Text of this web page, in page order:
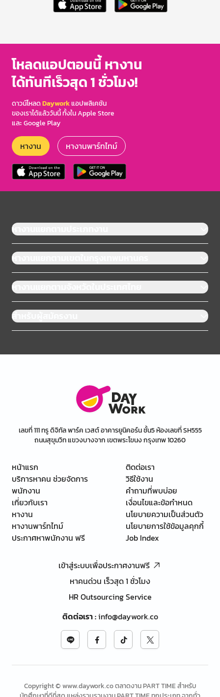
โหลดแอปตอนนี้ หางาน
ได้ทันทีเร็วสุด 1 ชั่วโมง!
ดาวน์โหลดDayworkแอปพลิเคชัน
ของเราได้แล้ววันนี้ ทั้งใน Apple Store
และ Google Play
หางาน หางานพาร์ทไทม์
หางานแยกตามประเภทงาน
หางานแยกตามเขตในกรุงเทพมหานคร
หางานแยกตามจังหวัดในประเทศไทย
สำหรับผู้สมัครงาน
เลขที่ 111 ทรู ดิจิทัล พาร์ค เวสต์ อาคารยูนิคอร์น ชั้น5 ห้องเลขที่ SH555
ถนนสุขุมวิท แขวงบางจาก เขตพระโขนง กรุงเทพ 10260
หน้าแรก
บริการหาคน ช่วยจัดการ
พนักงาน
เกี่ยวกับเรา
หางาน
หางานพาร์ทไทม์
ประกาศหาพนักงาน ฟรี
ติดต่อเรา
วิธีใช้งาน
คำถามที่พบบ่อย
เงื่อนไขและข้อกำหนด
นโยบายความเป็นส่วนตัว
นโยบายการใช้ข้อมูลคุกกี้
Job Index
เข้าสู่ระบบเพื่อประกาศงานฟรี
หาคนด่วน เร็วสุด 1 ชั่วโมง
HR Outsourcing Service
ติดต่อเรา:info@daywork.co
Copyright © www.daywork.co ตลาดงาน PART TIME สำหรับ